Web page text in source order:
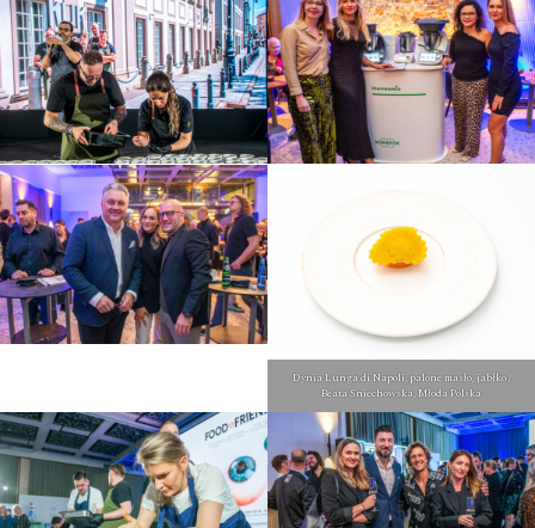
Dynia Lunga di Napoli, palone masło, jabłko /
Beata Śniechowska, Młoda Polska